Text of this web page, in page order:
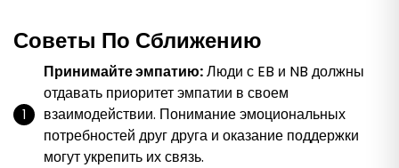
Советы По Сближению
Принимайте эмпатию:Люди с EB и NB должны
отдавать приоритет эмпатии в своем
взаимодействии. Понимание эмоциональных
потребностей друг друга и оказание поддержки
могут укрепить их связь.